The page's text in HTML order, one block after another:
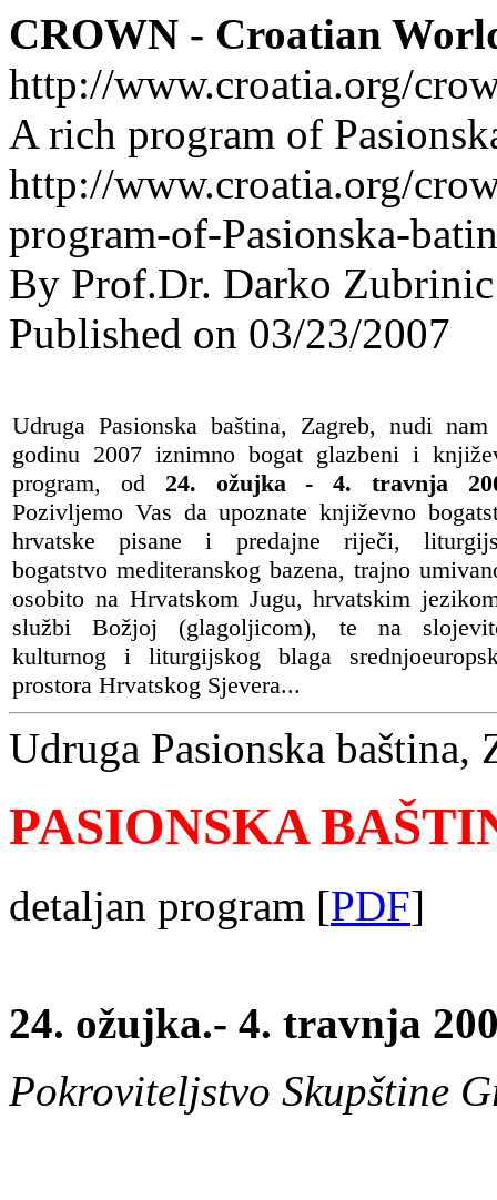
CROWN - Croatian
http://www.croatia.org/
A rich program of
http://www.croatia.org/
program-of-Pasionska-
By Prof.Dr. Darko Zubrinic
Published on 03/23/2007
Udruga Pasionska baština, Zagreb, nudi nam
godinu 2007 iznimno bogat glazbeni i
program, od 24. ožujka - 4. travnja
Pozivljemo Vas da upoznate književno
hrvatske pisane i predajne riječi,
bogatstvo mediteranskog bazena, trajno
osobito na Hrvatskom Jugu, hrvatskim
službi Božjoj (glagoljicom), te na
kulturnog i liturgijskog blaga
prostora Hrvatskog Sjevera...
Udruga Pasionska baština,
PASIONSKA
detaljan program [PDF]
24. ožujka.- 4. travnja
Pokroviteljstvo Skupštine